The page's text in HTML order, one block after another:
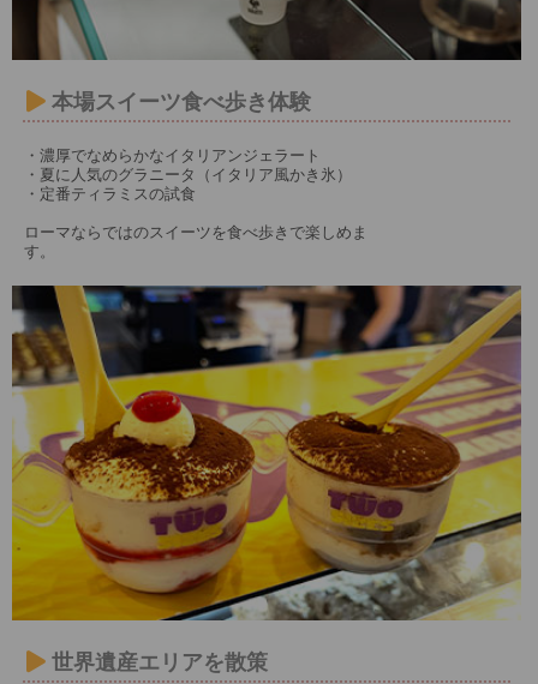
本場スイーツ食べ歩き体験
・濃厚でなめらかなイタリアンジェラート
・夏に人気のグラニータ（イタリア風かき氷）
・定番ティラミスの試食
ローマならではのスイーツを食べ歩きで楽しめま
世界遺産エリアを散策